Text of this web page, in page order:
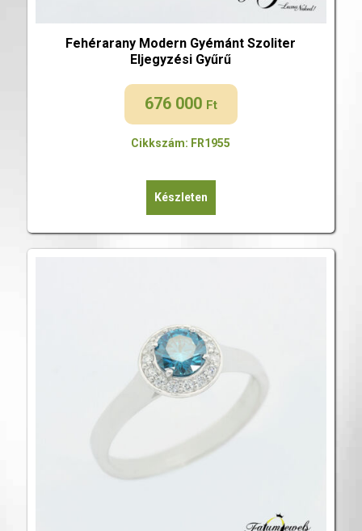
Fehérarany Modern Gyémánt Szoliter
Eljegyzési Gyűrű
676 000 Ft
Cikkszám: FR1955
Készleten